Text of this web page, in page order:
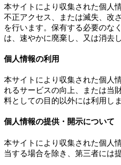
本サイトにより収集された個人
不正アクセス、または滅失、改
を行います。保有する必要のな
は、速やかに廃棄し、又は消去し
個人情報の利用
本サイトにより収集された個人
れるサービスの向上、または当
料としての目的以外には利用しま
個人情報の提供・開示について
本サイトにより収集された個人
当する場合を除き、第三者には